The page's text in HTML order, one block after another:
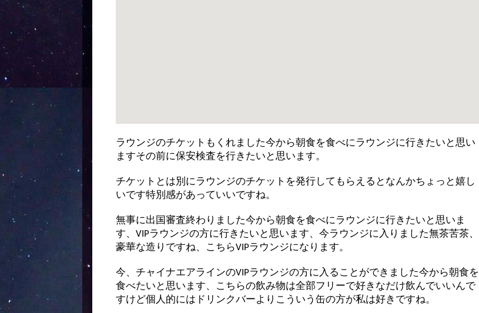
ラウンジのチケットもくれました今から朝食を食べにラウンジに行きたいと思い
ますその前に保安検査を行きたいと思います。
チケットとは別にラウンジのチケットを発行してもらえるとなんかちょっと嬉し
いです特別感があっていいですね。
無事に出国審査終わりました今から朝食を食べにラウンジに行きたいと思いま
す、VIPラウンジの方に行きたいと思います、今ラウンジに入りました無茶苦茶、
豪華な造りですね、こちらVIPラウンジになります。
今、チャイナエアラインのVIPラウンジの方に入ることができました今から朝食を
食べたいと思います、こちらの飲み物は全部フリーで好きなだけ飲んでいいんで
すけど個人的にはドリンクバーよりこういう缶の方が私は好きですね。